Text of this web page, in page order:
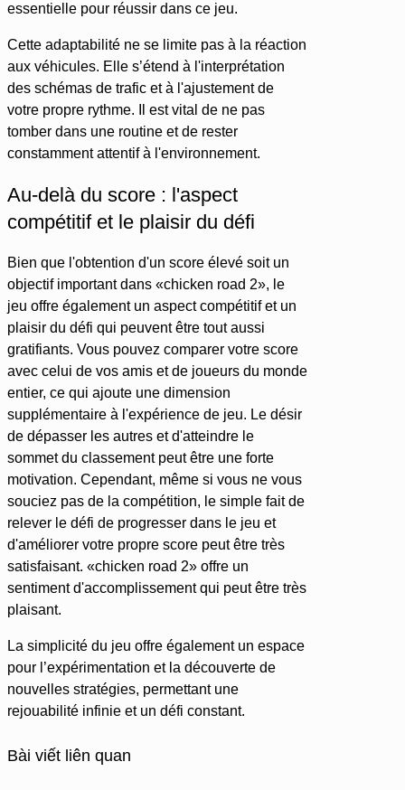
essentielle pour réussir dans ce jeu.
Cette adaptabilité ne se limite pas à la réaction
aux véhicules. Elle s’étend à l'interprétation
des schémas de trafic et à l'ajustement de
votre propre rythme. Il est vital de ne pas
tomber dans une routine et de rester
constamment attentif à l'environnement.
Au-delà du score : l'aspect
compétitif et le plaisir du défi
Bien que l'obtention d'un score élevé soit un
objectif important dans «chicken road 2», le
jeu offre également un aspect compétitif et un
plaisir du défi qui peuvent être tout aussi
gratifiants. Vous pouvez comparer votre score
avec celui de vos amis et de joueurs du monde
entier, ce qui ajoute une dimension
supplémentaire à l'expérience de jeu. Le désir
de dépasser les autres et d'atteindre le
sommet du classement peut être une forte
motivation. Cependant, même si vous ne vous
souciez pas de la compétition, le simple fait de
relever le défi de progresser dans le jeu et
d'améliorer votre propre score peut être très
satisfaisant. «chicken road 2» offre un
sentiment d'accomplissement qui peut être très
plaisant.
La simplicité du jeu offre également un espace
pour l’expérimentation et la découverte de
nouvelles stratégies, permettant une
rejouabilité infinie et un défi constant.
Bài viết liên quan